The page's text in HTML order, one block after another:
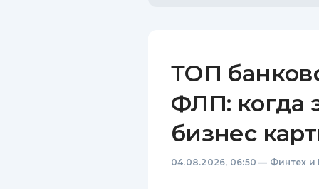
ТОП
ФЛП: когда
бизнес
04.08.2026, 06:50 — Финтех и